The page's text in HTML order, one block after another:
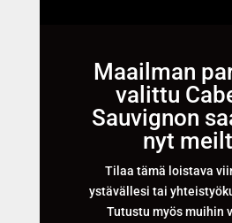
Maailman
valittu
Sauvignon
nyt
Tilaa tämä loistava
ystävällesi tai
Tutustu myös muihin